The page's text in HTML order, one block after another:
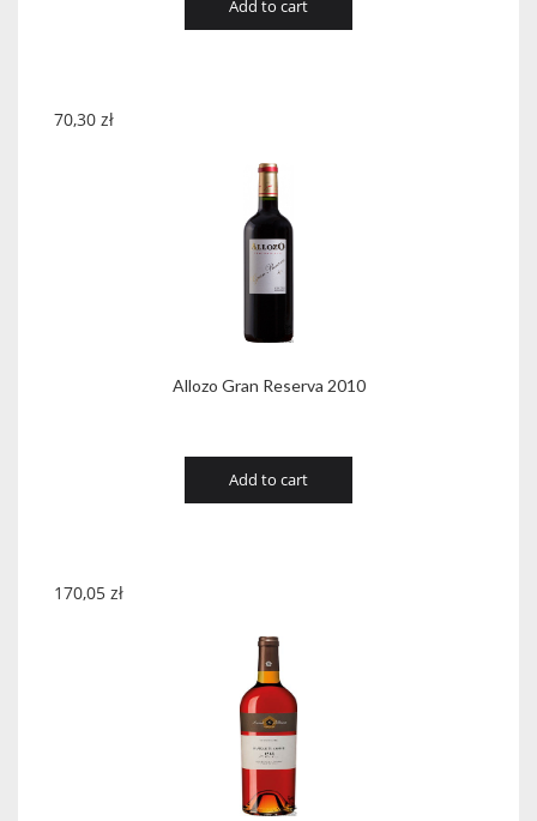
Add to cart
Allozo Gran Reserva 2010
70,30 zł
Add to cart
170,05 zł